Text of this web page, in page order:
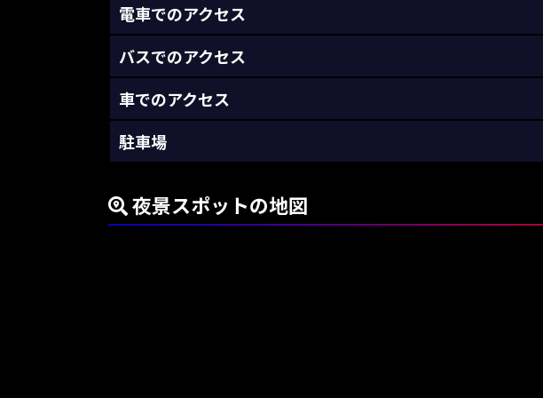
電車でのアクセス
バスでのアクセス
車でのアクセス
駐車場
夜景スポットの地図